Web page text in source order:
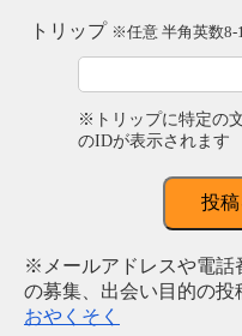
トリップ ※任意 半角英数8-
※トリップに特定の
のIDが表示されます
投
※メールアドレスや電話
の募集、出会い目的の投
おやくそく